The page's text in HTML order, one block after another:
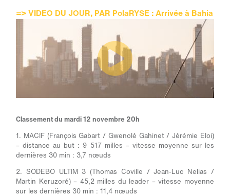
=> VIDEO DU JOUR, PAR PolaRYSE : Arrivée à Bahia
Classement du mardi 12 novembre 20h
1. MACIF (François Gabart / Gwenolé Gahinet / Jérémie Eloi)
– distance au but : 9 517 milles – vitesse moyenne sur les
dernières 30 min : 3,7 nœuds
2. SODEBO ULTIM 3 (Thomas Coville / Jean-Luc Nelias /
Martin Keruzoré) – 45,2 milles du leader – vitesse moyenne
sur les dernières 30 min : 11,4 nœuds